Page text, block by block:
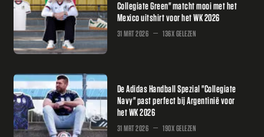
Collegiate Green" matcht mooi met het
Mexico uitshirt voor het WK 2026
31 MRT 2026 136X GELEZEN
De Adidas Handball Spezial "Collegiate
Navy" past perfect bij Argentinië voor
het WK 2026
31 MRT 2026 190X GELEZEN